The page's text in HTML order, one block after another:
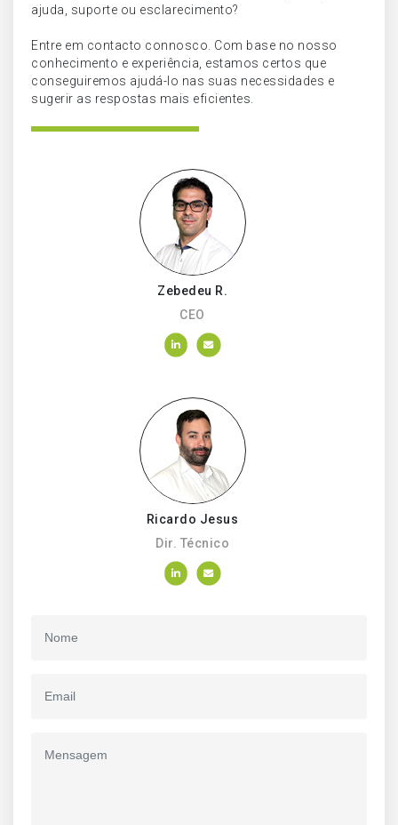
ajuda, suporte ou esclarecimento?
Entre em contacto connosco. Com base no nosso
conhecimento e experiência, estamos certos que
conseguiremos ajudá-lo nas suas necessidades e
sugerir as respostas mais eficientes.
Zebedeu R.
CEO
Ricardo Jesus
Dir. Técnico